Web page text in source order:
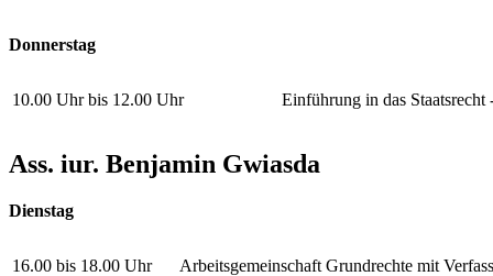
Donnerstag
10.00 Uhr bis 12.00 Uhr Einführung in das
Ass. iur. Benjamin Gwiasda
Dienstag
16.00 bis 18.00 Uhr Arbeitsgemeinschaft Grundrechte mit